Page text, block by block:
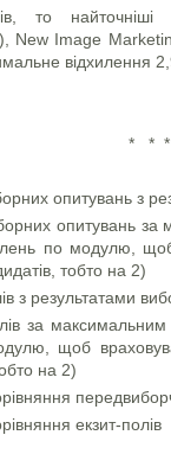
то найточніші
New Image
відхилення
* * *
опитувань з
опитувань за
по модулю,
тобто на 2)
з результатами
за
щоб
на 2)
екзит-полів